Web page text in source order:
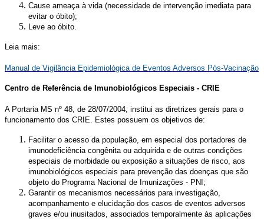
Cause ameaça à vida (necessidade de intervenção imediata para
evitar o óbito);
Leve ao óbito.
Leia mais:
Manual de Vigilância Epidemiológica de Eventos Adversos Pós-Vacinação
Centro de Referência de Imunobiológicos Especiais - CRIE
A Portaria MS nº 48, de 28/07/2004, institui as diretrizes gerais para o
funcionamento dos CRIE. Estes possuem os objetivos de:
Facilitar o acesso da população, em especial dos portadores de
imunodeficiência congênita ou adquirida e de outras condições
especiais de morbidade ou exposição a situações de risco, aos
imunobiológicos especiais para prevenção das doenças que são
objeto do Programa Nacional de Imunizações - PNI;
Garantir os mecanismos necessários para investigação,
acompanhamento e elucidação dos casos de eventos adversos
graves e/ou inusitados, associados temporalmente às aplicações